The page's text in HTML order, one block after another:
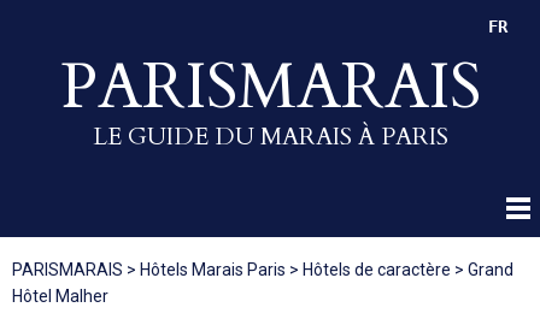
PARISMARAIS
LE GUIDE DU MARAIS À PARIS
FR
PARISMARAIS > Hôtels Marais Paris > Hôtels de caractère > Grand
Hôtel Malher